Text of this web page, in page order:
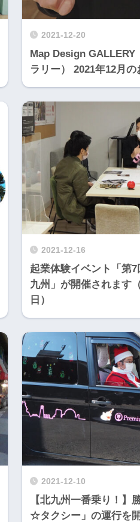
2021-12-20
Map Design GALLERY
ラリー） 2021年12月の
2021-12-16
起業体験イベント「第
九州」が開催されます
日）
2021-12-10
【北九州一番乗り！】
☆タクシー」の運行を